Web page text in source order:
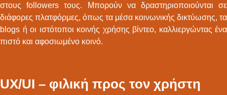
στους followers τους. Μπορούν να δραστηριοποιούνται σε
διάφορες πλατφόρμες, όπως τα μέσα κοινωνικής δικτύωσης, τα
blogs ή οι ιστότοποι κοινής χρήσης βίντεο, καλλιεργώντας ένα
πιστό και αφοσιωμένο κοινό.
UX/UI – φιλική προς τον χρήστη